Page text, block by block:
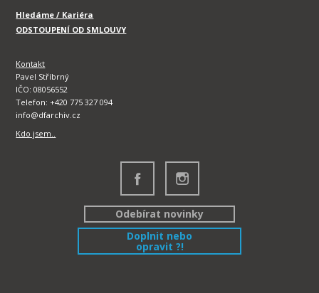
Hledáme / Kariéra
ODSTOUPENÍ OD SMLOUVY
Kontakt
Pavel Stříbrný
IČO: 08056552
Telefon: +420 775 327 094
info@dfarchiv.cz
Kdo jsem..
Odebírat novinky
Doplnit nebo
opravit ?!